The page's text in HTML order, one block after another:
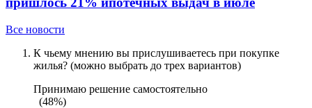
Все новости
К чьему мнению вы прислушиваетесь при покупке
жилья? (можно выбрать до трех вариантов)
Принимаю решение самостоятельно
(48%)